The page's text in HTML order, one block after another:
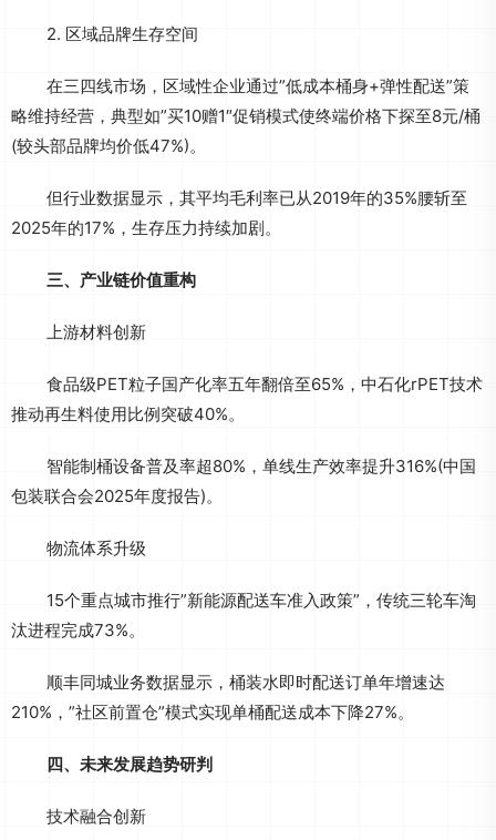
2. 区域品牌生存空间
在三四线市场，区域性企业通过”低成本桶身+弹性配送”策
略维持经营，典型如”买10赠1″促销模式使终端价格下探至8元/桶
(较头部品牌均价低47%)。
但行业数据显示，其平均毛利率已从2019年的35%腰斩至
2025年的17%，生存压力持续加剧。
三、产业链价值重构
上游材料创新
食品级PET粒子国产化率五年翻倍至65%，中石化rPET技术
推动再生料使用比例突破40%。
智能制桶设备普及率超80%，单线生产效率提升316%(中国
包装联合会2025年度报告)。
物流体系升级
15个重点城市推行”新能源配送车准入政策”，传统三轮车淘
汰进程完成73%。
顺丰同城业务数据显示，桶装水即时配送订单年增速达
210%，”社区前置仓”模式实现单桶配送成本下降27%。
四、未来发展趋势研判
技术融合创新